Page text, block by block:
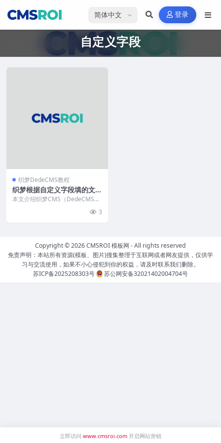
选择语言 登录
自定义字段
织梦DedeCMS教程
织梦根据自定义字段填的文章
id获取相关文章
本文介绍织梦CMS（DedeCMS）
3
Copyright © 2026CMSROI 模板网 - All rights reserved
免责声明：本站所有资源(模板、图片)搜集整理于互联网或者网友提供，仅供学
习与交流使用，如果不小心侵犯到你的权益，请及时联系我们删除。
苏ICP备2025208303号
苏公网安备32021402004704号
立即访问 www.cmsroi.com 开启网站营销